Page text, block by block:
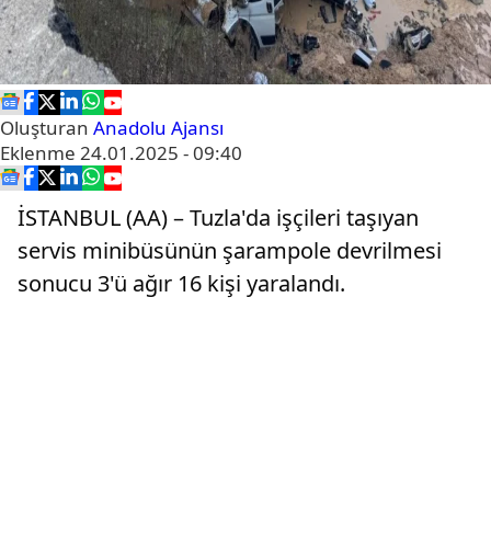
Oluşturan Anadolu Ajansı
Eklenme 24.01.2025 - 09:40
İSTANBUL (AA) – Tuzla'da işçileri taşıyan
servis minibüsünün şarampole devrilmesi
sonucu 3'ü ağır 16 kişi yaralandı.